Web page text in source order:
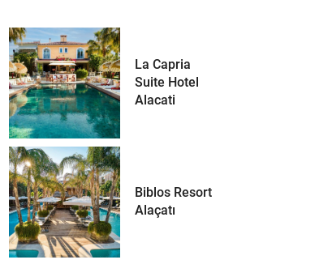
La Capria
Suite Hotel
Alacati
Biblos Resort
Alaçatı